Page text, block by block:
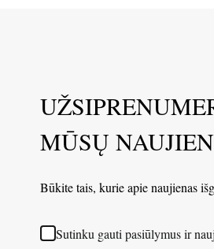
MŪSŲ
Būkite tais, kurie apie naujienas
Sutinku gauti pasiūlymus ir